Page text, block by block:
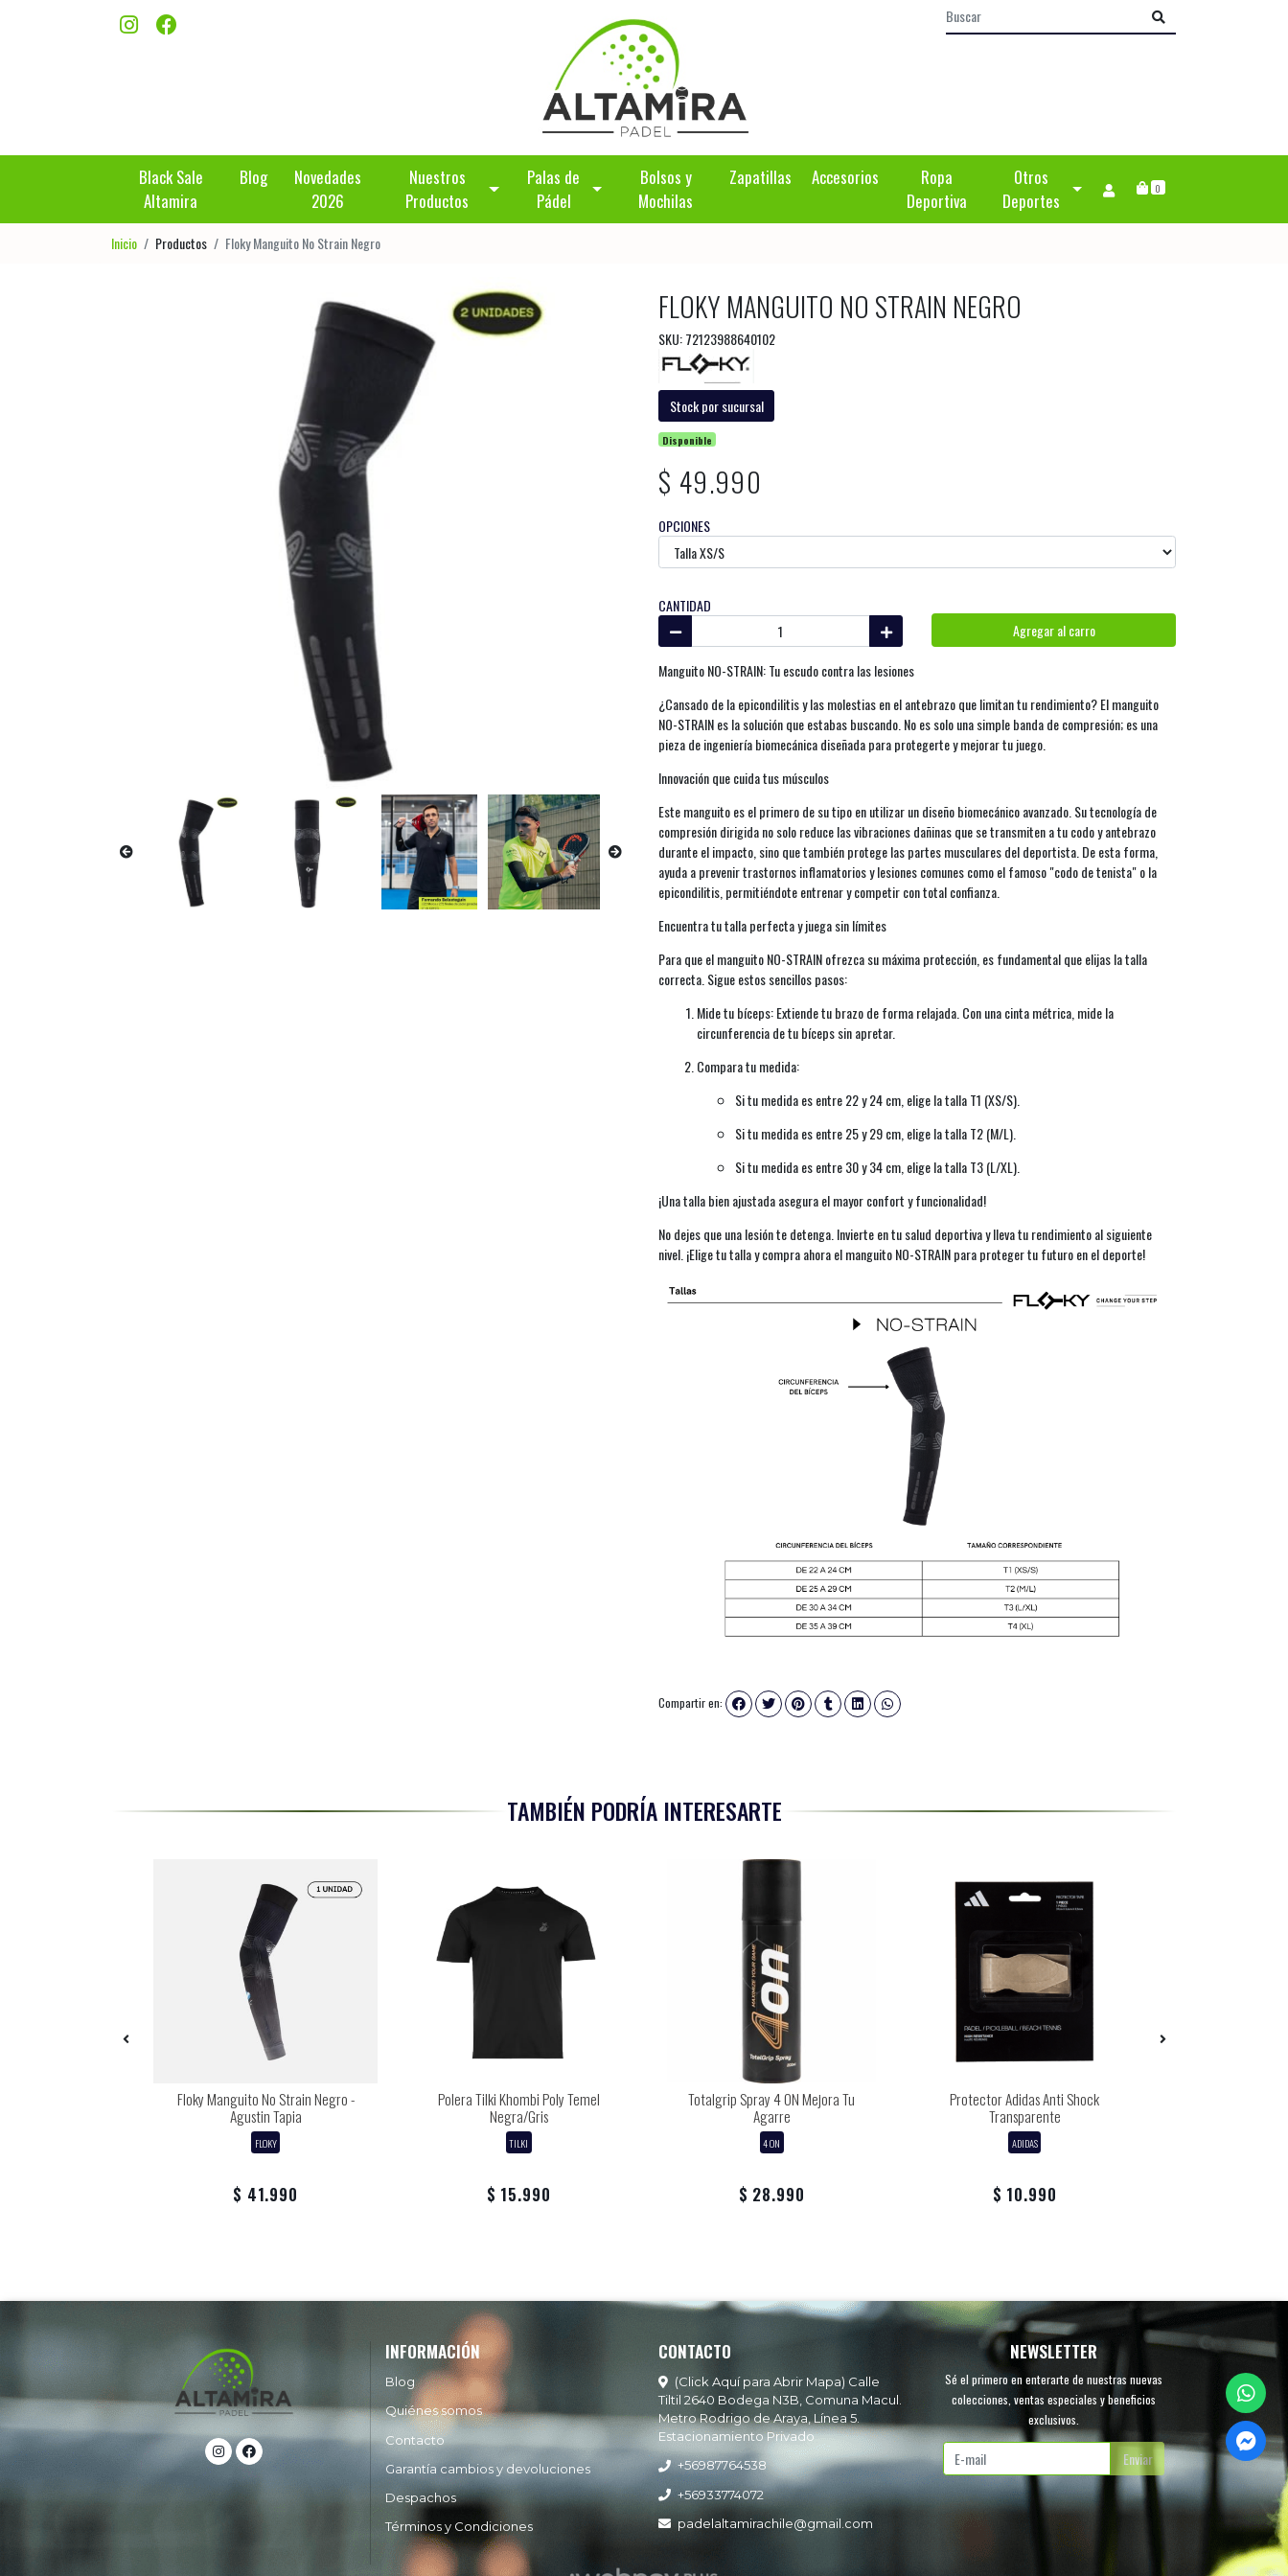
Black Sale
Altamira
Blog
Novedades
2026
Nuestros
Productos
Palas de
Pádel
Bolsos y
Mochilas
Zapatillas Accesorios
Ropa
Deportiva
Otros
Deportes
0
Inicio Productos Floky Manguito No Strain Negro
FLOKY MANGUITO NO STRAIN NEGRO
SKU: 72123988640102
Stock por sucursal
Disponible
$ 49.990
OPCIONES
CANTIDAD
Agregar al carro
Manguito NO-STRAIN: Tu escudo contra las lesiones
¿Cansado de la epicondilitis y las molestias en el antebrazo que limitan tu rendimiento? El manguito
NO-STRAIN es la solución que estabas buscando. No es solo una simple banda de compresión; es una
pieza de ingeniería biomecánica diseñada para protegerte y mejorar tu juego.
Innovación que cuida tus músculos
Este manguito es el primero de su tipo en utilizar un diseño biomecánico avanzado. Su tecnología de
compresión dirigida no solo reduce las vibraciones dañinas que se transmiten a tu codo y antebrazo
durante el impacto, sino que también protege las partes musculares del deportista. De esta forma,
ayuda a prevenir trastornos inflamatorios y lesiones comunes como el famoso "codo de tenista" o la
epicondilitis, permitiéndote entrenar y competir con total confianza.
Encuentra tu talla perfecta y juega sin límites
Para que el manguito NO-STRAIN ofrezca su máxima protección, es fundamental que elijas la talla
correcta. Sigue estos sencillos pasos:
Mide tu bíceps: Extiende tu brazo de forma relajada. Con una cinta métrica, mide la
circunferencia de tu bíceps sin apretar.
Compara tu medida:
Si tu medida es entre 22 y 24 cm, elige la talla T1 (XS/S).
Si tu medida es entre 25 y 29 cm, elige la talla T2 (M/L).
Si tu medida es entre 30 y 34 cm, elige la talla T3 (L/XL).
¡Una talla bien ajustada asegura el mayor confort y funcionalidad!
No dejes que una lesión te detenga. Invierte en tu salud deportiva y lleva tu rendimiento al siguiente
nivel. ¡Elige tu talla y compra ahora el manguito NO-STRAIN para proteger tu futuro en el deporte!
Compartir en:
TAMBIÉN PODRÍA INTERESARTE
Floky Manguito No Strain Negro -
Agustin Tapia
FLOKY
$ 41.990
Polera Tilki Khombi Poly Temel
Negra/Gris
TILKI
$ 15.990
Totalgrip Spray 4 ON Mejora Tu
Agarre
4 ON
$ 28.990
Protector Adidas Anti Shock
Transparente
ADIDAS
$ 10.990
INFORMACIÓN
Blog
Quiénes somos
Contacto
Garantía cambios y devoluciones
Despachos
Términos y Condiciones
CONTACTO
(Click Aquí para Abrir Mapa) Calle
Tiltil 2640 Bodega N3B, Comuna Macul.
Metro Rodrigo de Araya, Línea 5.
Estacionamiento Privado
+56987764538
+56933774072
padelaltamirachile@gmail.com
NEWSLETTER
Sé el primero en enterarte de nuestras nuevas
colecciones, ventas especiales y beneficios
exclusivos.
Enviar